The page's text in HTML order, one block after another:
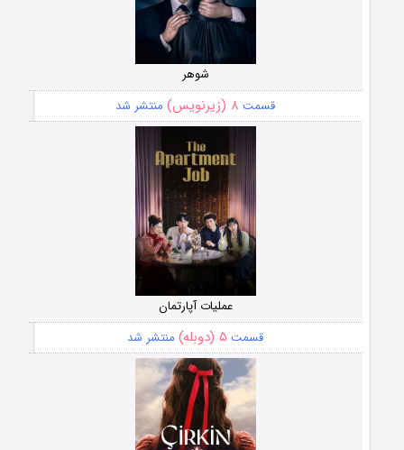
شوهر
قسمت ۸ (زیرنویس) منتشر شد
عملیات آپارتمان
قسمت ۵ (دوبله) منتشر شد